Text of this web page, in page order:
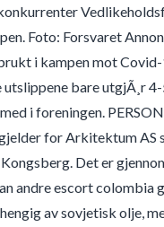
Foto: Forsvaret
i kampen mot Covid-
bare utgjÃ¸r
i foreningen.
for Arkitektum AS
Det er
andre escort colombia
av sovjetisk olje,